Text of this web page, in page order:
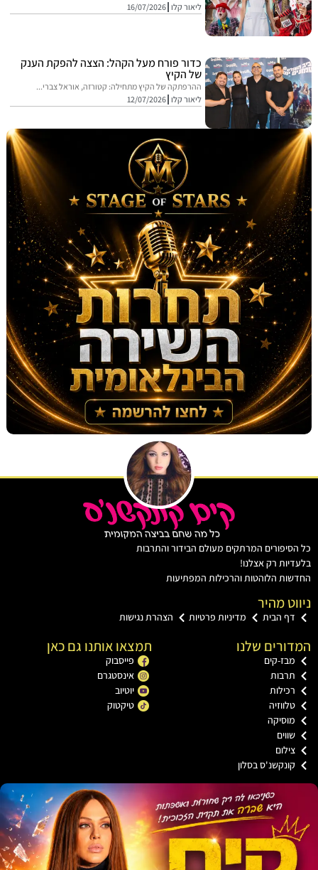
ליאור קלו 16/07/2026
כדור פורח מעל הקהל: הצצה להפקת הענק
של הקיץ
ההרפתקה של הקיץ מתחילה: קטורזה, אוראל צברי...
ליאור קלו 12/07/2026
המרתקים מעולם הבידור והתרבות
רק אצלנו!
הלוהטות והרכילות המפתיעות
מהיר
הבית מדיניות פרטיות הצהרת נגישות
שלנו
קים
בסלון
תמצאו אותנו גם כאן
פייסבוק
אינסטגרם
יוטיוב
טיקטוק